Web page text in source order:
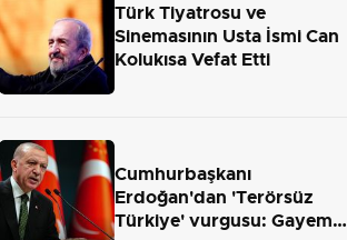
Türk Tiyatrosu ve
Sinemasının Usta İsmi Can
Kolukısa Vefat Etti
Cumhurbaşkanı
Erdoğan'dan 'Terörsüz
Türkiye' vurgusu: Gayemiz